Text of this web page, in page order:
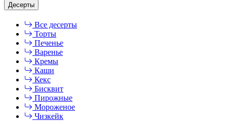
Десерты
Все десерты
Торты
Печенье
Варенье
Кремы
Каши
Кекс
Бисквит
Пирожные
Мороженое
Чизкейк